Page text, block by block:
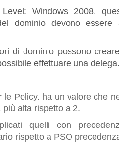
Level: Windows 2008,
dominio devono essere
di dominio possono
effettuare una delega.
le Policy, ha un valore che
più alta rispetto a 2.
quelli con
rispetto a PSO